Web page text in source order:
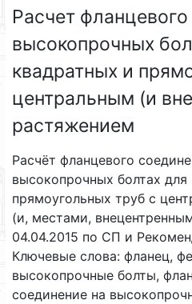
Расчет
высокопрочных
квадратных и
центральным (и
растяжением
Расчёт фланцевого
высокопрочных болтах для
прямоугольных труб с
(и, местами,
04.04.2015 по СП и
Ключевые слова: фланец,
высокопрочные болты,
соединение на